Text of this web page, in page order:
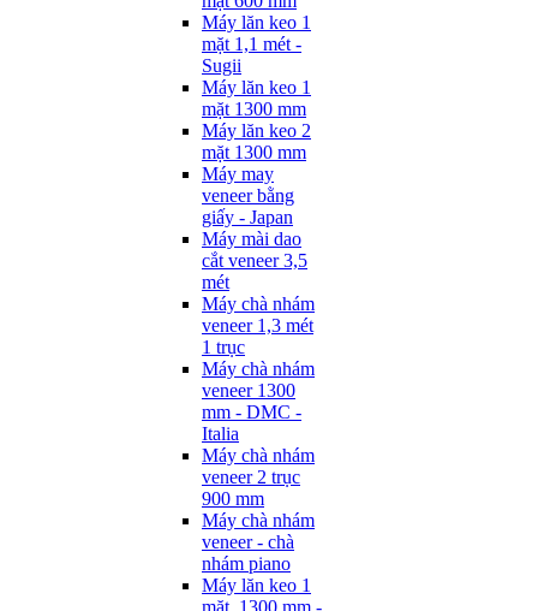
Máy lăn keo 1
mặt 1,1 mét -
Sugii
Máy lăn keo 1
mặt 1300 mm
Máy lăn keo 2
mặt 1300 mm
Máy may
veneer bằng
giấy - Japan
Máy mài dao
cắt veneer 3,5
mét
Máy chà nhám
veneer 1,3 mét
1 trục
Máy chà nhám
veneer 1300
mm - DMC -
Italia
Máy chà nhám
veneer 2 trục
900 mm
Máy chà nhám
veneer - chà
nhám piano
Máy lăn keo 1
mặt, 1300 mm -